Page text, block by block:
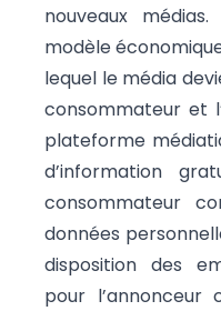
nouveaux
modèle
lequel le média
consommateur et
plateforme
d’information
consommateur
données
disposition des
pour l’annonceur